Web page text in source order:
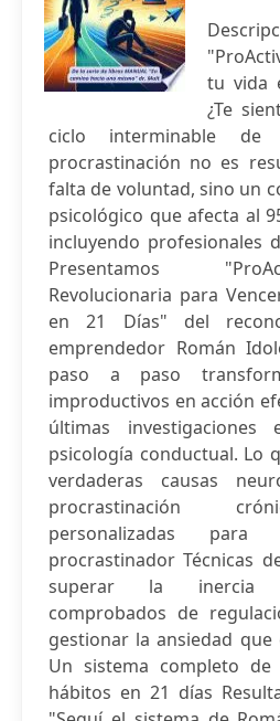
tu vida
¿Te
ciclo interminable de
procrastinación no es
falta de voluntad, sino un
psicológico que afecta al
incluyendo profesionales
Presentamos
Revolucionaria para
en 21 Días" del
emprendedor Román
paso a paso
improductivos en acción
últimas investigaciones
psicología conductual. Lo
verdaderas causas
procrastinación
personalizadas
procrastinador Técnicas
superar la inercia
comprobados de
gestionar la ansiedad que
Un sistema completo
hábitos en 21 días